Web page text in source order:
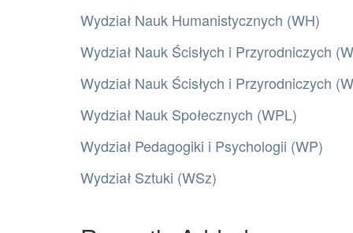
Wydział Nauk Humanistycznych (WH)
Wydział Nauk Ścisłych i Przyrodniczych
Wydział Nauk Ścisłych i Przyrodniczych
Wydział Nauk Społecznych (WPL)
Wydział Pedagogiki i Psychologii (WP)
Wydział Sztuki (WSz)